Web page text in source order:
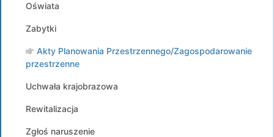
Oświata
Zabytki
Akty Planowania Przestrzennego/Zagospodarowanie
przestrzenne
Uchwała krajobrazowa
Rewitalizacja
Zgłoś naruszenie